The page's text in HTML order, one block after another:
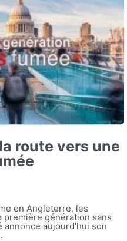
route vers une
en Angleterre, les
génération sans
aujourd’hui son